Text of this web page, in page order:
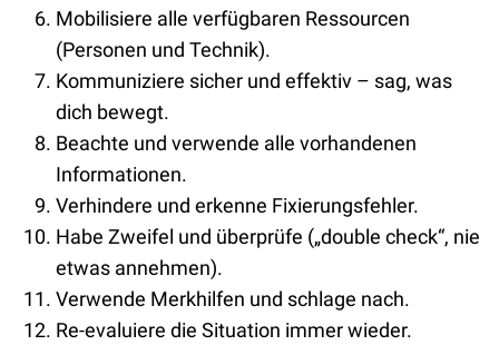
Mobilisiere alle verfügbaren Ressourcen
(Personen und Technik).
Kommuniziere sicher und effektiv – sag, was
dich bewegt.
Beachte und verwende alle vorhandenen
Informationen.
Verhindere und erkenne Fixierungsfehler.
Habe Zweifel und überprüfe („double check“, nie
etwas annehmen).
Verwende Merkhilfen und schlage nach.
Re-evaluiere die Situation immer wieder.